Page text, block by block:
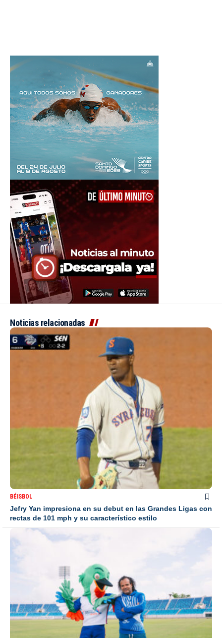
Noticias relacionadas
BÉISBOL
Jefry Yan impresiona en su debut en las Grandes Ligas con
rectas de 101 mph y su característico estilo